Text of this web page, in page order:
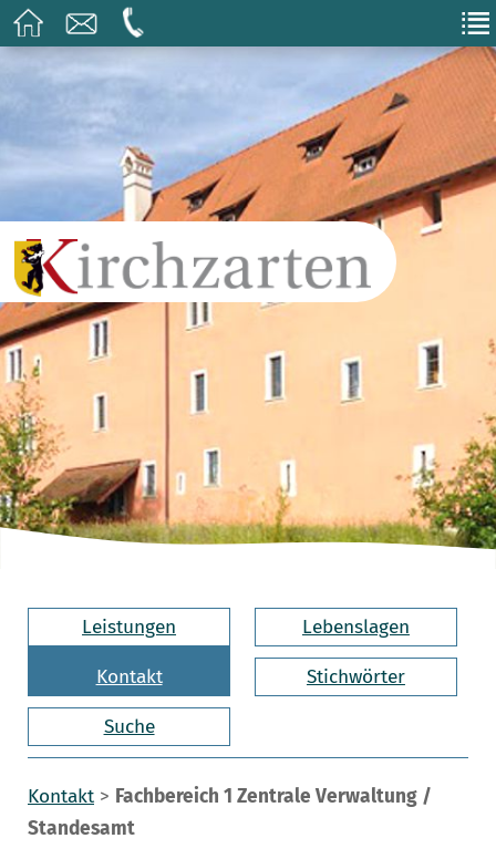
Leistungen Lebenslagen
Kontakt Stichwörter
Suche
Kontakt > Fachbereich 1 Zentrale Verwaltung /
Standesamt